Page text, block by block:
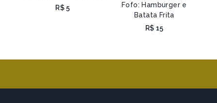
R$ 5
Fofo: Hamburger e
Batata Frita
R$ 15